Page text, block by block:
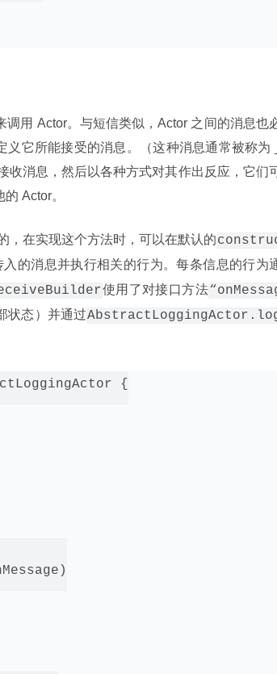
用 Actor。与短信类似，Actor 之间的消息也
它所能接受的消息。（这种消息通常被称为 _
收消息，然后以各种方式对其作出反应，它们
Actor。
，在实现这个方法时，可以在默认的
入的消息并执行相关的行为。每条信息的行为
使用了对接口方法
状态）并通过
{